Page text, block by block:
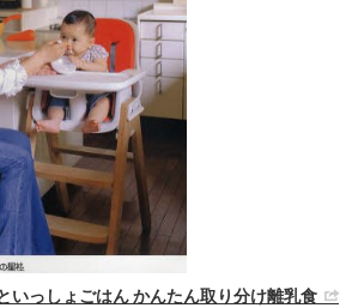
いっしょごはん かんたん取り分け離乳食